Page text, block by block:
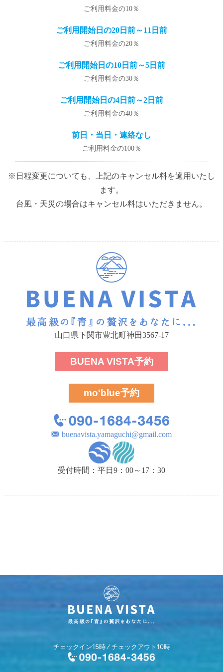
ご利用料金の10％
ご利用開始日の20日前～11日前
ご利用料金の20％
ご利用開始日の10日前～5日前
ご利用料金の30％
ご利用開始日の4日前～2日前
ご利用料金の40％
前日・当日・連絡なし
ご利用料金の100％
※日程変更についても、上記のキャンセル料を適用いたし
ます。
台風・天災の場合はキャンセル料はいただきません。
山口県下関市豊北町神田3567-17
BUENA VISTA予約
mo'blue予約
buenavista.yamaguchi@gmail.com
受付時間：平日9：00～17：30
チェックイン15時 ⁄ チェックアウト10時